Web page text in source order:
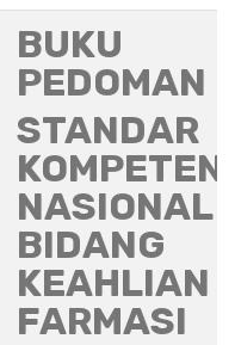
BUKU
PEDOMAN
STANDAR
NASIONAL
BIDANG
KEAHLIAN
FARMASI